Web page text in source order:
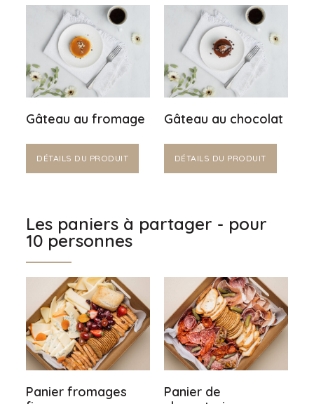
Gâteau au fromage
DÉTAILS DU PRODUIT
Gâteau au chocolat
DÉTAILS DU PRODUIT
Les paniers à partager - pour
10 personnes
Panier fromages
Panier de